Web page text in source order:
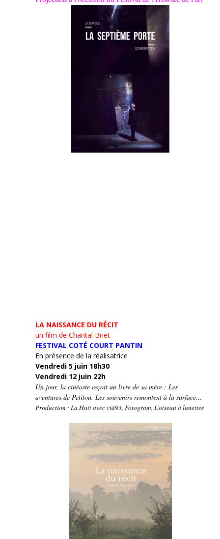
LA NAISSANCE DU RÉCIT
un film de Chantal Briet
FESTIVAL COTÉ COURT PANTIN
En présence de la réalisatrice
Vendredi 5 juin 18h30
Vendredi 12 juin 22h
Un jour, la cinéaste reçoit un livre de sa mère : Les
aventures de Petitou. Les souvenirs remontent à la surface…
Production : La Huit avec vià93, Fotogram, L’oiseau à lunettes